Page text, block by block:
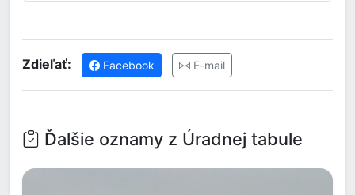
Zdieľať: Facebook E-mail
Ďalšie oznamy z Úradnej tabule